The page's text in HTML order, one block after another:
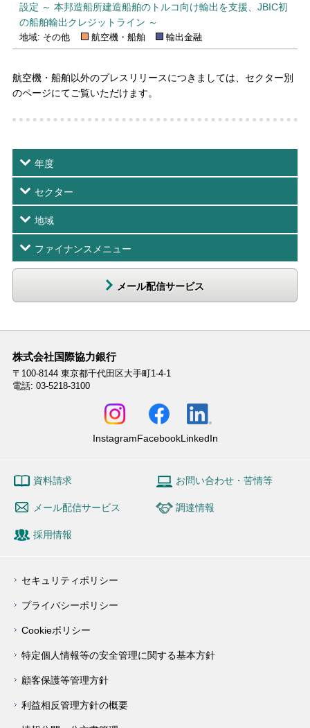
設定 ～ 本邦造船所建造船舶のトルコ向け輸出を支援、JBIC初
の船舶輸出クレジットライン ～
地域: その他 航空機・船舶 輸出金融
航空機・船舶以外のプレスリリースにつきましては、セクター別
のページにてご覧いただけます。
年度
セクター
地域
ファイナンスメニュー
メール配信サービス
株式会社国際協力銀行
〒100-8144 東京都千代田区大手町1-4-1
電話: 03-5218-3100
InstagramFacebookLinkedIn
資料請求 お問い合わせ・苦情等
メール配信サービス 調達情報
採用情報
セキュリティポリシー
プライバシーポリシー
Cookieポリシー
特定個人情報等の安全管理に関する基本方針
顧客保護等管理方針
利益相反管理方針の概要